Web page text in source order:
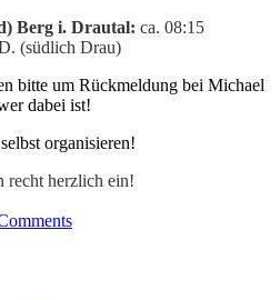
Berg i. Drautal: ca. 08:15
(südlich Drau)
bitte um Rückmeldung bei Michael
dabei ist!
organisieren!
recht herzlich ein!